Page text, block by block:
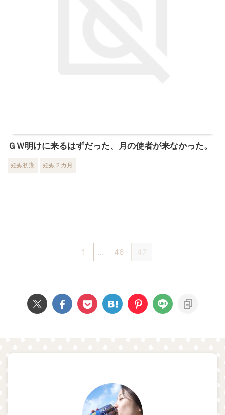
ＧＷ明けに来るはずだった、月の使者が来なかった。
妊娠初期 妊娠２カ月
1 … 46 47